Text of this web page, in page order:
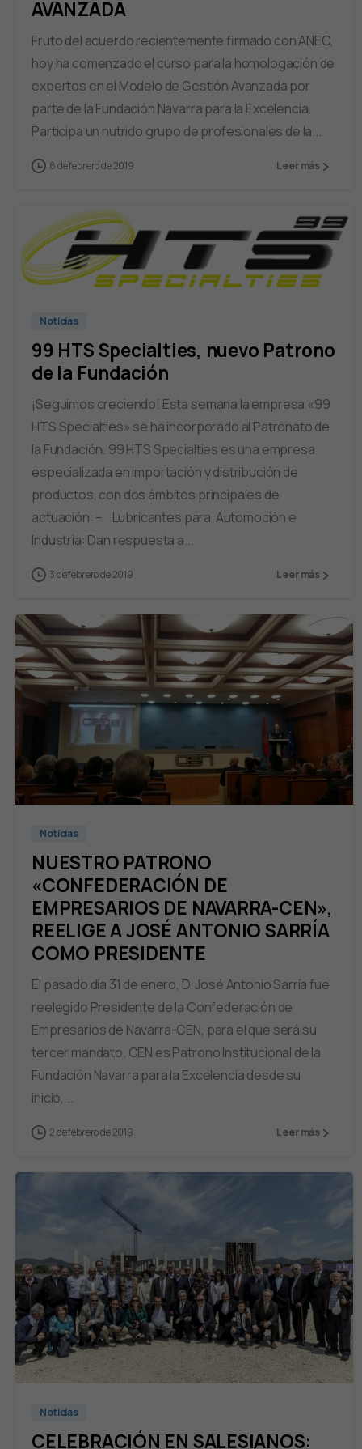
AVANZADA
Fruto del acuerdo recientemente firmado con ANEC,
hoy ha comenzado el curso para la homologación de
expertos en el Modelo de Gestión Avanzada por
parte de la Fundación Navarra para la Excelencia.
Participa un nutrido grupo de profesionales de la...
8 de febrero de 2019 Leer más
Noticias
99 HTS Specialties, nuevo Patrono
de la Fundación
¡Seguimos creciendo! Esta semana la empresa «99
HTS Specialties» se ha incorporado al Patronato de
la Fundación. 99 HTS Specialties es una empresa
especializada en importación y distribución de
productos, con dos ámbitos principales de
actuación: – Lubricantes para Automoción e
Industria: Dan respuesta a...
3 de febrero de 2019 Leer más
Noticias
NUESTRO PATRONO
«CONFEDERACIÓN DE
EMPRESARIOS DE NAVARRA-CEN»,
REELIGE A JOSÉ ANTONIO SARRÍA
COMO PRESIDENTE
El pasado día 31 de enero, D. José Antonio Sarría fue
reelegido Presidente de la Confederación de
Empresarios de Navarra-CEN, para el que será su
tercer mandato. CEN es Patrono Institucional de la
Fundación Navarra para la Excelencia desde su
inicio,...
2 de febrero de 2019 Leer más
Noticias
CELEBRACIÓN EN SALESIANOS: